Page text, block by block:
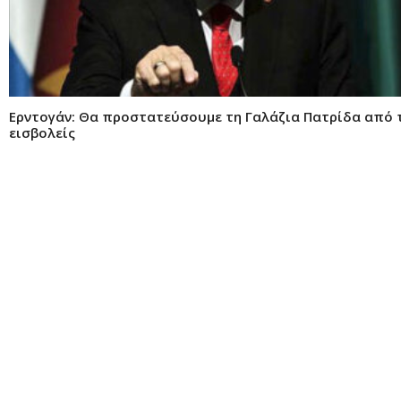
Ερντογάν: Θα προστατεύσουμε τη Γαλάζια Πατρίδα από
εισβολείς